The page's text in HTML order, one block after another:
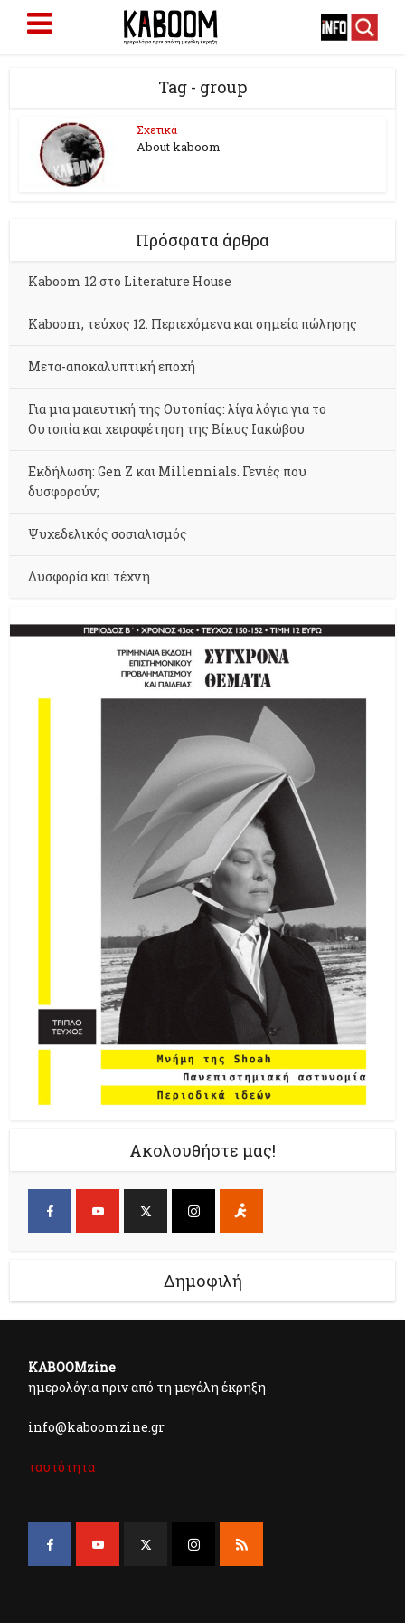
Tag - group
Σχετικά
About kaboom
Πρόσφατα άρθρα
Kaboom 12 στο Literature House
Kaboom, τεύχος 12. Περιεχόμενα και σημεία πώλησης
Μετα-αποκαλυπτική εποχή
Για μια μαιευτική της Ουτοπίας: λίγα λόγια για το
Ουτοπία και χειραφέτηση της Βίκυς Ιακώβου
Εκδήλωση: Gen Z και Millennials. Γενιές που
δυσφορούν;
Ψυχεδελικός σοσιαλισμός
Δυσφορία και τέχνη
Ακολουθήστε μας!
Δημοφιλή
KABOOMzine
ημερολόγια πριν από τη μεγάλη έκρηξη
info@kaboomzine.gr
ταυτότητα